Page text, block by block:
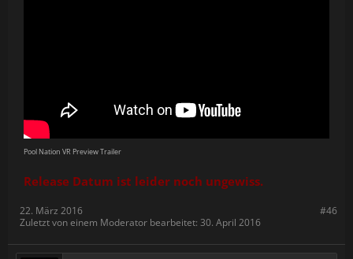
Pool Nation VR Preview Trailer
Release Datum ist leider noch ungewiss.
#46
22. März 2016
Zuletzt von einem Moderator bearbeitet: 30. April 2016